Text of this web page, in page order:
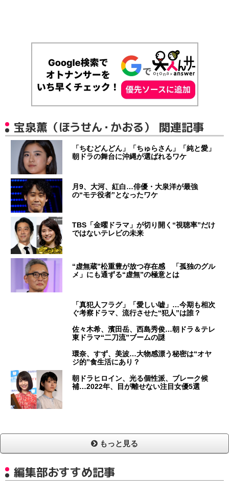
宝泉薫（ほうせん・かおる） 関連記事
「ちむどんどん」「ちゅらさん」「純と愛」
朝ドラの舞台に沖縄が選ばれるワケ
月9、大河、紅白…俳優・大泉洋が最強
の“モテ役者”となったワケ
TBS「金曜ドラマ」が切り開く“視聴率”だけ
ではないテレビの未来
“虚無蔵”松重豊が放つ存在感 「孤独のグル
メ」にも通ずる“虚無”の極意とは
「真犯人フラグ」「愛しい嘘」…今期も相次
ぐ考察ドラマ、流行させた“犯人”は誰？
佐々木希、濱田岳、西島秀俊…朝ドラ＆テレ
東ドラマ“二刀流”ブームの謎
環奈、すず、美波…大物感漂う秘密は“オヤ
ジ的”食生活にあり？
朝ドラヒロイン、光る個性派、ブレーク候
補…2022年、目が離せない注目女優5選
もっと見る
編集部おすすめ記事